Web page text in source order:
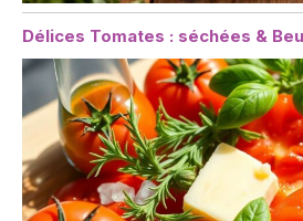
Délices Tomates : séchées &